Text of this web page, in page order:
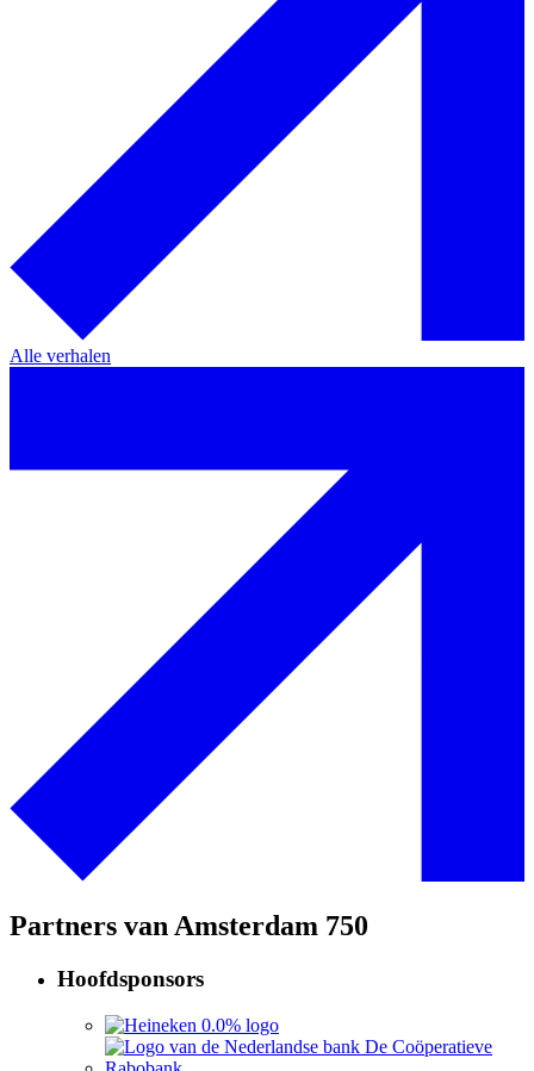
Alle verhalen
Partners van Amsterdam 750
Hoofdsponsors